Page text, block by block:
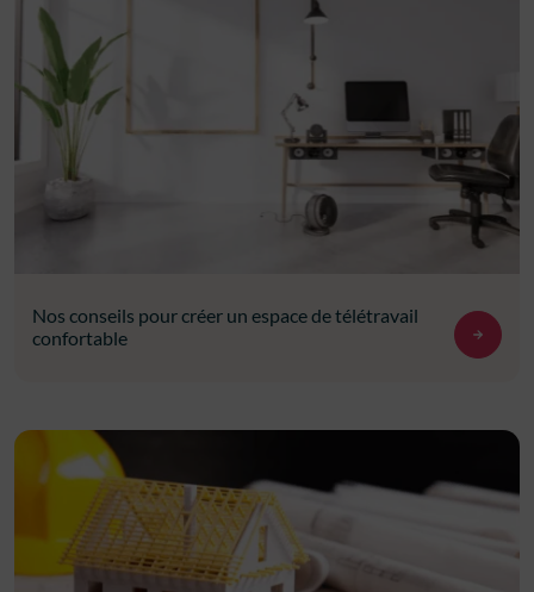
Nos conseils pour créer un espace de télétravail
confortable